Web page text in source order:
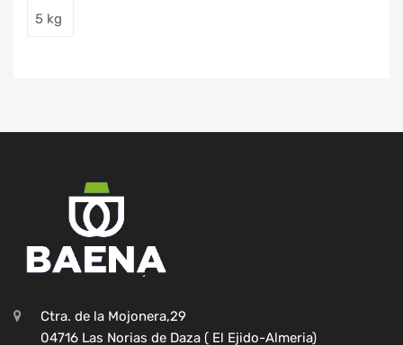
5 kg
Ctra. de la Mojonera,29
04716 Las Norias de Daza ( El Ejido-Almeria)